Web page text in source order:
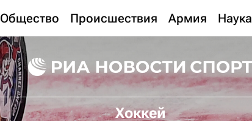
Общество Происшествия Армия Наука
Хоккей